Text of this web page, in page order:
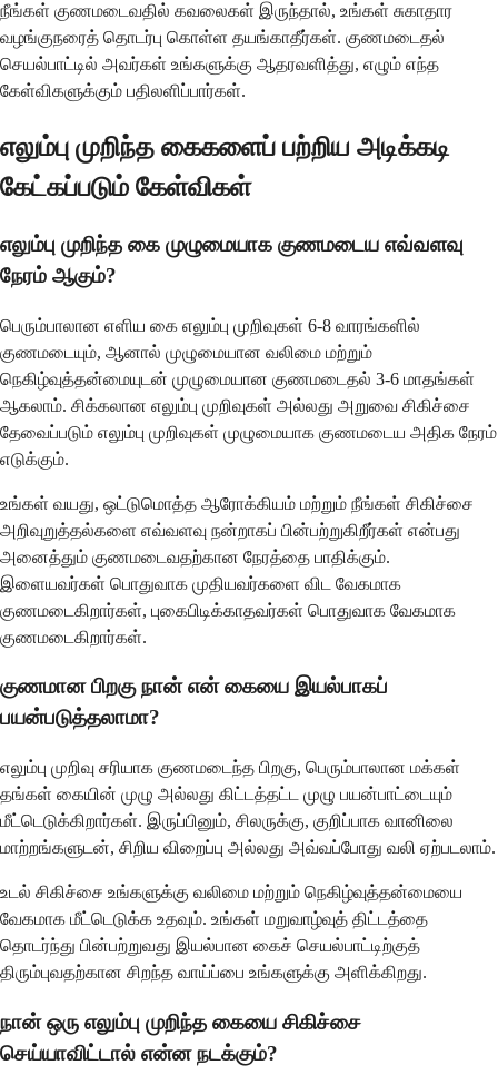
நீங்கள் குணமடைவதில் கவலைகள் இருந்தால், உங்கள் சுகாதார
வழங்குநரைத் தொடர்பு கொள்ள தயங்காதீர்கள். குணமடைதல்
செயல்பாட்டில் அவர்கள் உங்களுக்கு ஆதரவளித்து, எழும் எந்த
கேள்விகளுக்கும் பதிலளிப்பார்கள்.
எலும்பு முறிந்த கைகளைப் பற்றிய அடிக்கடி
கேட்கப்படும் கேள்விகள்
எலும்பு முறிந்த கை முழுமையாக குணமடைய எவ்வளவு
நேரம் ஆகும்?
பெரும்பாலான எளிய கை எலும்பு முறிவுகள் 6-8 வாரங்களில்
குணமடையும், ஆனால் முழுமையான வலிமை மற்றும்
நெகிழ்வுத்தன்மையுடன் முழுமையான குணமடைதல் 3-6 மாதங்கள்
ஆகலாம். சிக்கலான எலும்பு முறிவுகள் அல்லது அறுவை சிகிச்சை
தேவைப்படும் எலும்பு முறிவுகள் முழுமையாக குணமடைய அதிக நேரம்
எடுக்கும்.
உங்கள் வயது, ஒட்டுமொத்த ஆரோக்கியம் மற்றும் நீங்கள் சிகிச்சை
அறிவுறுத்தல்களை எவ்வளவு நன்றாகப் பின்பற்றுகிறீர்கள் என்பது
அனைத்தும் குணமடைவதற்கான நேரத்தை பாதிக்கும்.
இளையவர்கள் பொதுவாக முதியவர்களை விட வேகமாக
குணமடைகிறார்கள், புகைபிடிக்காதவர்கள் பொதுவாக வேகமாக
குணமடைகிறார்கள்.
குணமான பிறகு நான் என் கையை இயல்பாகப்
பயன்படுத்தலாமா?
எலும்பு முறிவு சரியாக குணமடைந்த பிறகு, பெரும்பாலான மக்கள்
தங்கள் கையின் முழு அல்லது கிட்டத்தட்ட முழு பயன்பாட்டையும்
மீட்டெடுக்கிறார்கள். இருப்பினும், சிலருக்கு, குறிப்பாக வானிலை
மாற்றங்களுடன், சிறிய விறைப்பு அல்லது அவ்வப்போது வலி ஏற்படலாம்.
உடல் சிகிச்சை உங்களுக்கு வலிமை மற்றும் நெகிழ்வுத்தன்மையை
வேகமாக மீட்டெடுக்க உதவும். உங்கள் மறுவாழ்வுத் திட்டத்தை
தொடர்ந்து பின்பற்றுவது இயல்பான கைச் செயல்பாட்டிற்குத்
திரும்புவதற்கான சிறந்த வாய்ப்பை உங்களுக்கு அளிக்கிறது.
நான் ஒரு எலும்பு முறிந்த கையை சிகிச்சை
செய்யாவிட்டால் என்ன நடக்கும்?